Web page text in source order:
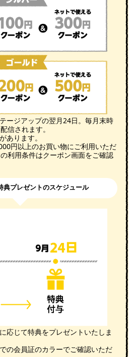
ージアップの翌月24日。毎月末時
信されます。
あります。
円以上のお買い物にご利用いただ
利用条件はクーポン画面をご確認
典プレゼントのスケジュール
応じて特典をプレゼントいたしま
の会員証のカラーでご確認いただ